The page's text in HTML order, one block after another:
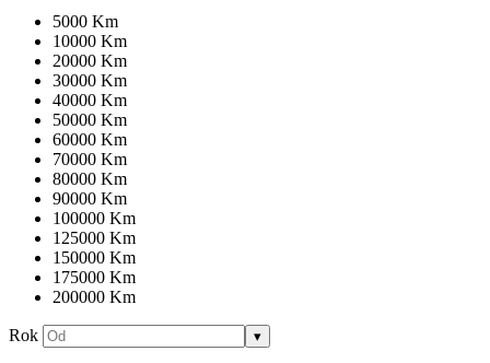
5000 Km
10000 Km
20000 Km
30000 Km
40000 Km
50000 Km
60000 Km
70000 Km
80000 Km
90000 Km
100000 Km
125000 Km
150000 Km
175000 Km
200000 Km
Rok ▾